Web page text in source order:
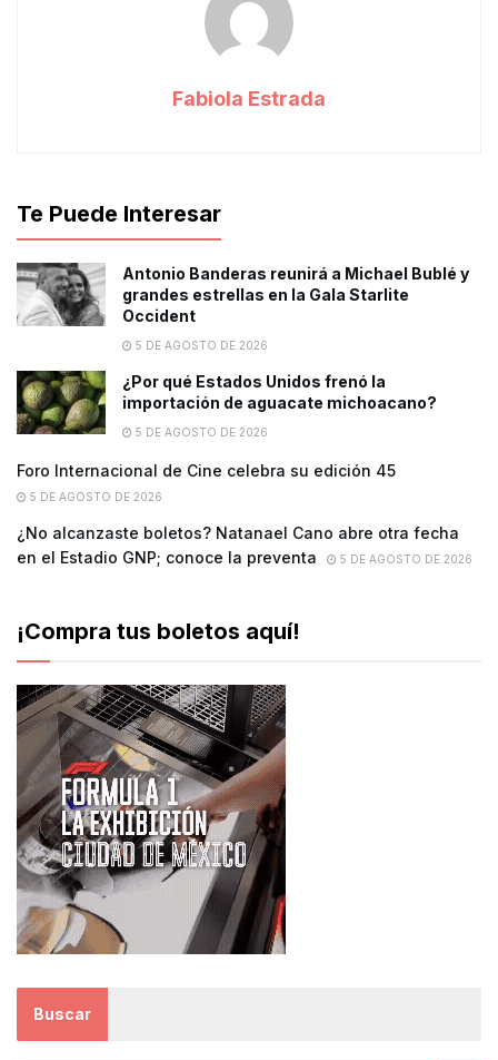
Fabiola Estrada
Te Puede Interesar
Antonio Banderas reunirá a Michael Bublé y
grandes estrellas en la Gala Starlite
Occident
5 DE AGOSTO DE 2026
¿Por qué Estados Unidos frenó la
importación de aguacate michoacano?
5 DE AGOSTO DE 2026
Foro Internacional de Cine celebra su edición 45
5 DE AGOSTO DE 2026
¿No alcanzaste boletos? Natanael Cano abre otra fecha
en el Estadio GNP; conoce la preventa
5 DE AGOSTO DE 2026
¡Compra tus boletos aquí!
Buscar